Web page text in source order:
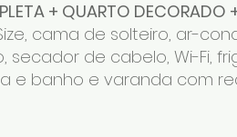
+ QUARTO DECORADO
cama de solteiro, ar-
secador de cabelo, Wi-Fi,
e banho e varanda com